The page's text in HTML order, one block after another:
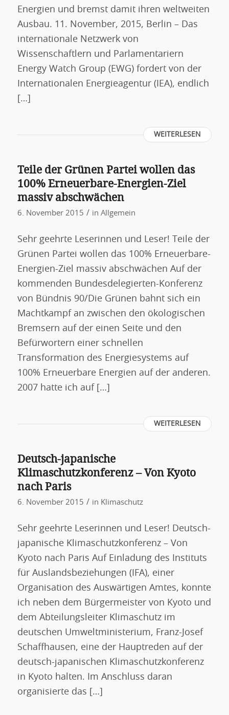
Energien und bremst damit ihren weltweiten
Ausbau. 11. November, 2015, Berlin – Das
internationale Netzwerk von
Wissenschaftlern und Parlamentariern
Energy Watch Group (EWG) fordert von der
Internationalen Energieagentur (IEA), endlich
[…]
WEITERLESEN
Teile der Grünen Partei wollen das
100% Erneuerbare-Energien-Ziel
massiv abschwächen
6. November 2015 / in Allgemein
Sehr geehrte Leserinnen und Leser! Teile der
Grünen Partei wollen das 100% Erneuerbare-
Energien-Ziel massiv abschwächen Auf der
kommenden Bundesdelegierten-Konferenz
von Bündnis 90/Die Grünen bahnt sich ein
Machtkampf an zwischen den ökologischen
Bremsern auf der einen Seite und den
Befürwortern einer schnellen
Transformation des Energiesystems auf
100% Erneuerbare Energien auf der anderen.
2007 hatte ich auf […]
WEITERLESEN
Deutsch-japanische
Klimaschutzkonferenz – Von Kyoto
nach Paris
6. November 2015 / in Klimaschutz
Sehr geehrte Leserinnen und Leser! Deutsch-
japanische Klimaschutzkonferenz – Von
Kyoto nach Paris Auf Einladung des Instituts
für Auslandsbeziehungen (IFA), einer
Organisation des Auswärtigen Amtes, konnte
ich neben dem Bürgermeister von Kyoto und
dem Abteilungsleiter Klimaschutz im
deutschen Umweltministerium, Franz-Josef
Schaffhausen, eine der Hauptreden auf der
deutsch-japanischen Klimaschutzkonferenz
in Kyoto halten. Im Anschluss daran
organisierte das […]